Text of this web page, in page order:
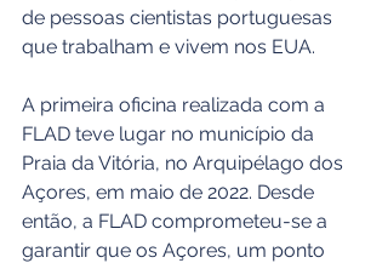
de pessoas cientistas portuguesas
que trabalham e vivem nos EUA.
A primeira oficina realizada com a
FLAD teve lugar no município da
Praia da Vitória, no Arquipélago dos
Açores, em maio de 2022. Desde
então, a FLAD comprometeu-se a
garantir que os Açores, um ponto